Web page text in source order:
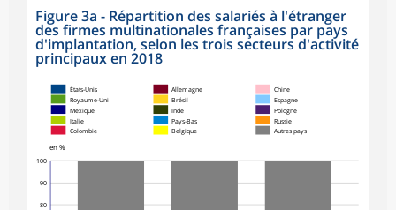
Figure 3a - Répartition des salariés à l'étranger
des firmes multinationales françaises par pays
d'implantation, selon les trois secteurs d'activité
principaux en 2018
80
90
100
en %
États-Unis Allemagne Chine
Royaume-Uni Brésil Espagne
Mexique Inde
Pologne
Italie
Pays-Bas Russie
Colombie Belgique Autres pays